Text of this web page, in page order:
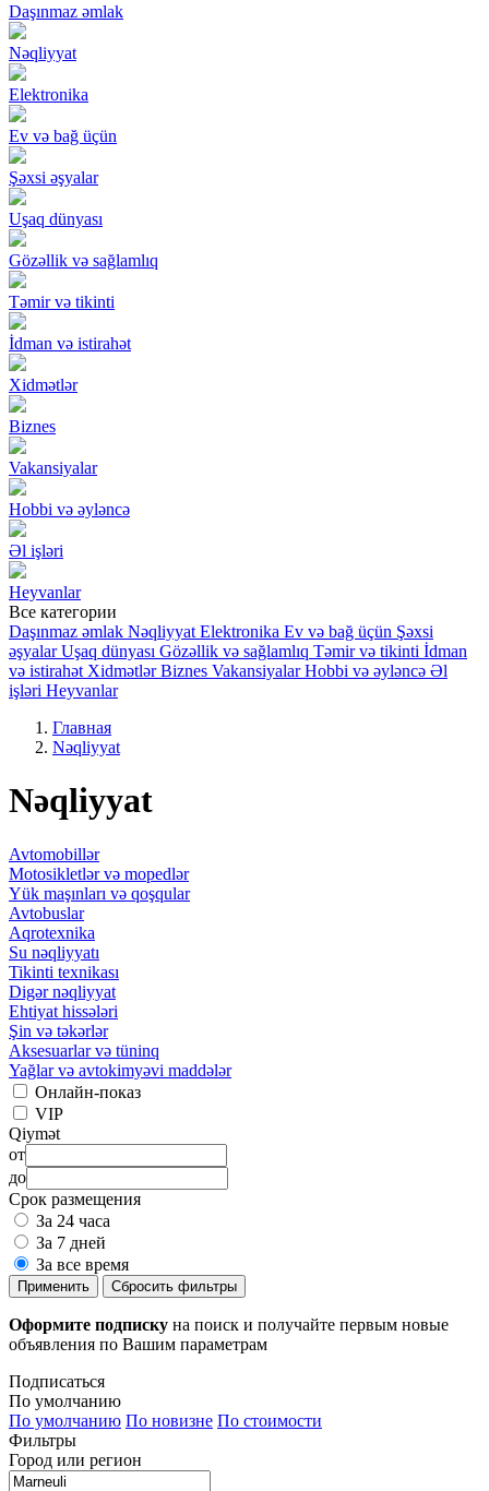
Daşınmaz əmlak
Nəqliyyat
Elektronika
Ev və bağ üçün
Şəxsi əşyalar
Uşaq dünyası
Gözəllik və sağlamlıq
Təmir və tikinti
İdman və istirahət
Xidmətlər
Biznes
Vakansiyalar
Hobbi və əyləncə
Əl işləri
Heyvanlar
Все категории
Daşınmaz əmlak Nəqliyyat Elektronika Ev və bağ üçün Şəxsi
əşyalar Uşaq dünyası Gözəllik və sağlamlıq Təmir və tikinti İdman
və istirahət Xidmətlər Biznes Vakansiyalar Hobbi və əyləncə Əl
işləri Heyvanlar
Главная
Nəqliyyat
Nəqliyyat
Avtomobillər
Motosikletlər və mopedlər
Yük maşınları və qoşqular
Avtobuslar
Aqrotexnika
Su nəqliyyatı
Tikinti texnikası
Digər nəqliyyat
Ehtiyat hissələri
Şin və təkərlər
Aksesuarlar və tüninq
Yağlar və avtokimyəvi maddələr
Онлайн-показ
VIP
Qiymət
от
до
Срок размещения
За 24 часа
За 7 дней
За все время
Применить Сбросить фильтры
Оформите подписку на поиск и получайте первым новые
объявления по Вашим параметрам
Подписаться
По умолчанию
По умолчанию По новизне По стоимости
Фильтры
Город или регион